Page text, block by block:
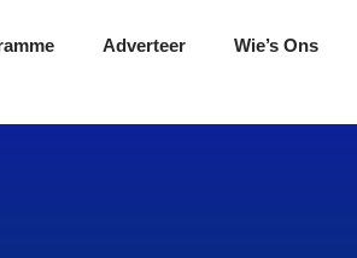
Adverteer Wie’s Ons